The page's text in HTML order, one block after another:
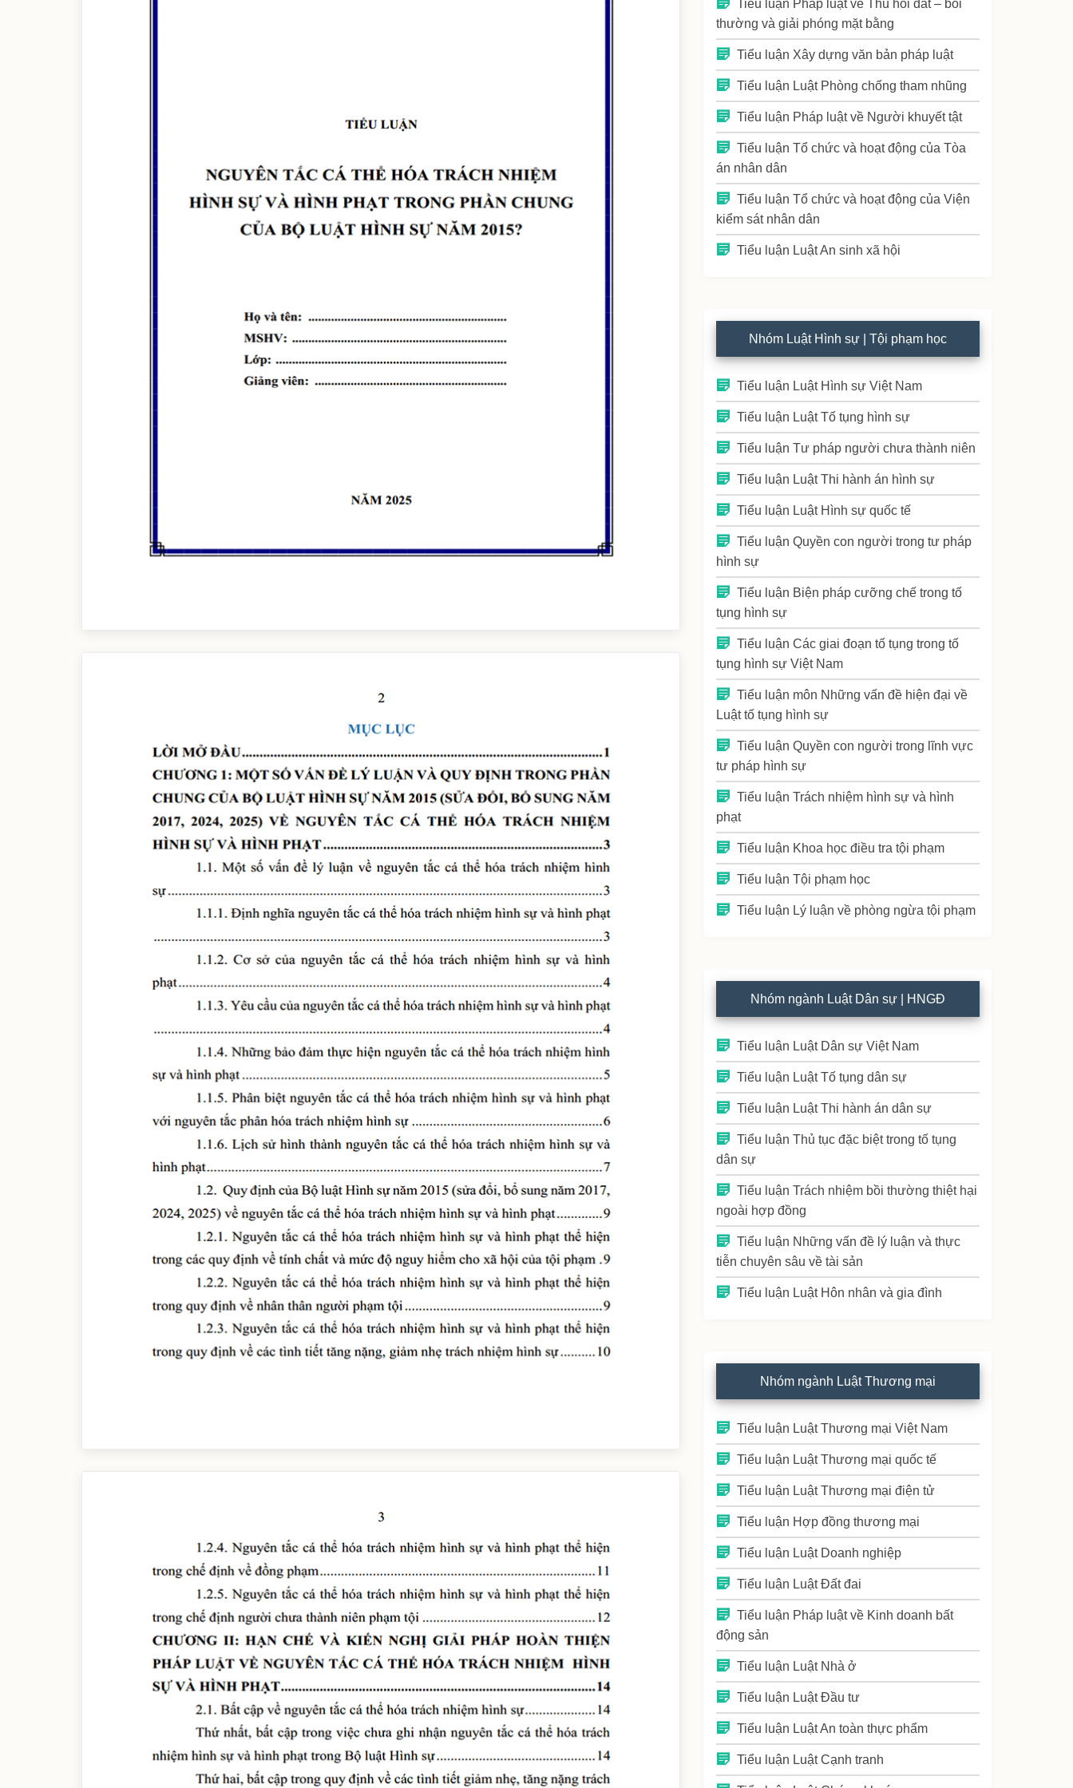
Tiểu luận Pháp luật về Thu hồi đất – bồi
thường và giải phóng mặt bằng
Tiểu luận Xây dựng văn bản pháp luật
Tiểu luận Luật Phòng chống tham nhũng
Tiểu luận Pháp luật về Người khuyết tật
Tiểu luận Tổ chức và hoạt động của Tòa
án nhân dân
Tiểu luận Tổ chức và hoạt động của Viện
kiểm sát nhân dân
Tiểu luận Luật An sinh xã hội
Nhóm Luật Hình sự | Tội phạm học
Tiểu luận Luật Hình sự Việt Nam
Tiểu luận Luật Tố tụng hình sự
Tiểu luận Tư pháp người chưa thành niên
Tiểu luận Luật Thi hành án hình sự
Tiểu luận Luật Hình sự quốc tế
Tiểu luận Quyền con người trong tư pháp
hình sự
Tiểu luận Biện pháp cưỡng chế trong tố
tụng hình sự
Tiểu luận Các giai đoạn tố tụng trong tố
tụng hình sự Việt Nam
Tiểu luận môn Những vấn đề hiện đại về
Luật tố tụng hình sự
Tiểu luận Quyền con người trong lĩnh vực
tư pháp hình sự
Tiểu luận Trách nhiệm hình sự và hình
phạt
Tiểu luận Khoa học điều tra tội phạm
Tiểu luận Tội phạm học
Tiểu luận Lý luận về phòng ngừa tội phạm
Nhóm ngành Luật Dân sự | HNGĐ
Tiểu luận Luật Dân sự Việt Nam
Tiểu luận Luật Tố tụng dân sự
Tiểu luận Luật Thi hành án dân sự
Tiểu luận Thủ tục đặc biệt trong tố tụng
dân sự
Tiểu luận Trách nhiệm bồi thường thiệt hại
ngoài hợp đồng
Tiểu luận Những vấn đề lý luận và thực
tiễn chuyên sâu về tài sản
Tiểu luận Luật Hôn nhân và gia đình
Nhóm ngành Luật Thương mại
Tiểu luận Luật Thương mại Việt Nam
Tiểu luận Luật Thương mại quốc tế
Tiểu luận Luật Thương mại điện tử
Tiểu luận Hợp đồng thương mại
Tiểu luận Luật Doanh nghiệp
Tiểu luận Luật Đất đai
Tiểu luận Pháp luật về Kinh doanh bất
động sản
Tiểu luận Luật Nhà ở
Tiểu luận Luật Đầu tư
Tiểu luận Luật An toàn thực phẩm
Tiểu luận Luật Cạnh tranh